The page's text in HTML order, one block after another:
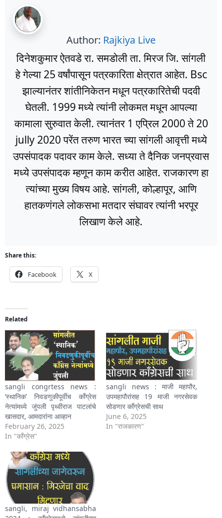
Author: Rajkiya Live
दिनेशकुमार ऐतवडे रा. समडोली ता. मिरज जि. सांगली
हे गेल्या 25 वर्षांपासून पत्रकारिता क्षेत्रात आहेत. Bsc
झाल्यानंतर शांतीनिकेतन मधून पत्रकारितेची पदवी
घेतली. 1999 मध्ये त्यांनी लोकमत मधून आपल्या
कामाला सुरुवात केली. त्यानंतर 1 एप्रिल 2000 ते 20
jully 2020 परेंत तरुण भारत च्या सांगली आवृत्ती मध्ये
उपसंपादक पदावर काम केले. सध्या ते दैनिक जनप्रवास
मध्ये उपसंपादक म्हणून काम करीत आहेत. राजकारण हा
त्यांच्या मुख्य विषय आहे. सांगली, कोल्हापूर, आणि
हातकणंगले लोकसभा मतदार संघावर त्यांनी भरपूर
लिखाण केले आहे.
Share this:
Facebook X
Related
sangli congrtess news :
‘स्थानिक’ निवडणुकीपूर्वीच काँग्रेस
नेत्यांमध्ये जुंपली पृथ्वीराज पाटलांचे
खासदार, आमदारांना आव्हान
February 26, 2025
In "काँग्रेस"
sangli news : माजी महापौर,
उपमहापौरांसह 19 माजी नगरसेवक
सोडणार काँग्रेसची साथ
June 6, 2025
In "राजकारण"
sangli, miraj vidhansabha